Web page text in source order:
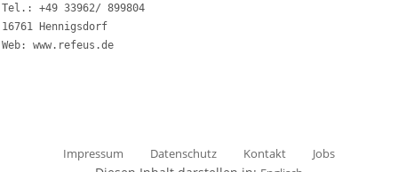
Tel.: +49 33962/ 899804
16761 Hennigsdorf
Impressum Datenschutz Kontakt Jobs